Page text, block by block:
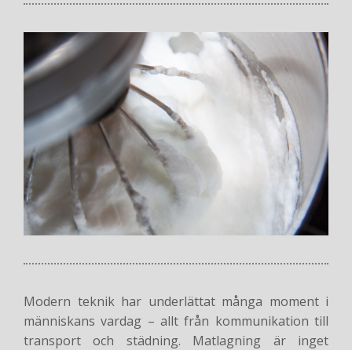
Modern teknik har underlättat många moment i
människans vardag – allt från kommunikation till
transport och städning. Matlagning är inget